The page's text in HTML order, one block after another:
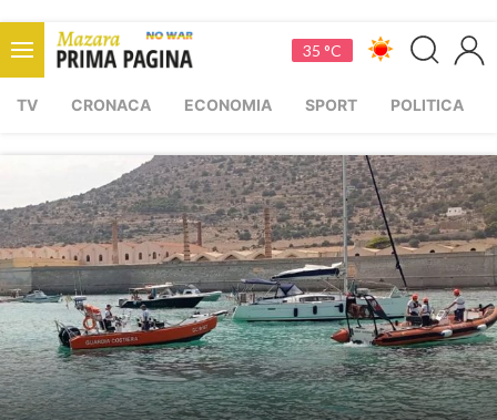
35 °C
TV CRONACA ECONOMIA SPORT POLITICA